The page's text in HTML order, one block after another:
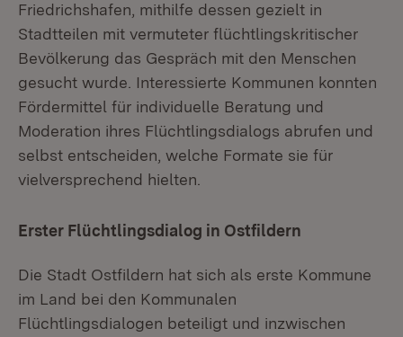
Friedrichshafen, mithilfe dessen gezielt in
Stadtteilen mit vermuteter flüchtlingskritischer
Bevölkerung das Gespräch mit den Menschen
gesucht wurde. Interessierte Kommunen konnten
Fördermittel für individuelle Beratung und
Moderation ihres Flüchtlingsdialogs abrufen und
selbst entscheiden, welche Formate sie für
vielversprechend hielten.
Erster Flüchtlingsdialog in Ostfildern
Die Stadt Ostfildern hat sich als erste Kommune
im Land bei den Kommunalen
Flüchtlingsdialogen beteiligt und inzwischen